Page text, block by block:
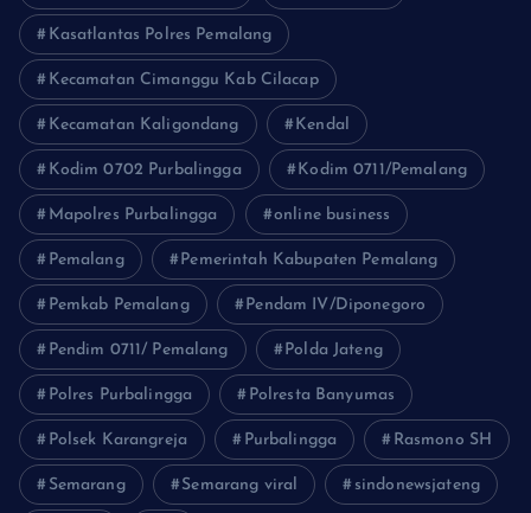
Kasatlantas Polres Pemalang
Kecamatan Cimanggu Kab Cilacap
Kecamatan Kaligondang Kendal
Kodim 0702 Purbalingga Kodim 0711/Pemalang
Mapolres Purbalingga online business
Pemalang Pemerintah Kabupaten Pemalang
Pemkab Pemalang Pendam IV/Diponegoro
Pendim 0711/ Pemalang Polda Jateng
Polres Purbalingga Polresta Banyumas
Polsek Karangreja Purbalingga Rasmono SH
Semarang Semarang viral sindonewsjateng